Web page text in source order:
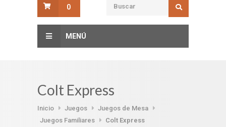
0
MENÚ
Colt Express
Inicio Juegos
Juegos de Mesa
Juegos Familiares
Colt Express